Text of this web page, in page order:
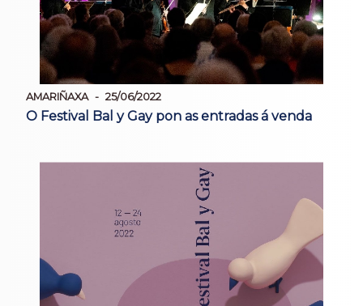
AMARIÑAXA 25/06/2022
O Festival Bal y Gay pon as entradas á venda